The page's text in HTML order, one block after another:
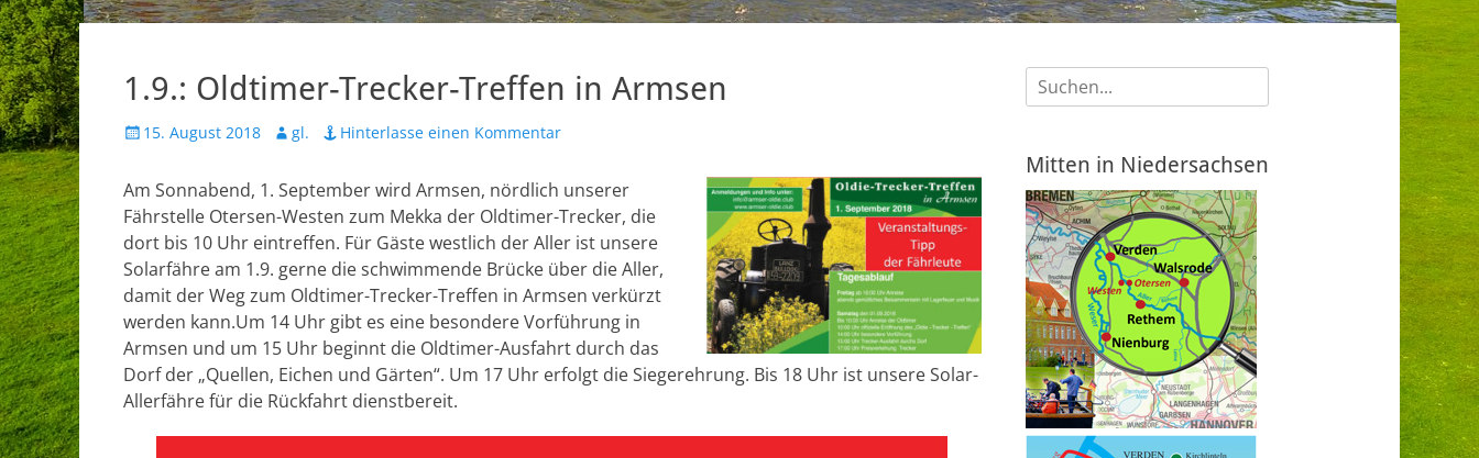
1.9.: Oldtimer-Trecker-Treffen in Armsen
P
s
t
e
d
o
n
15. August 2018
A
h
o
r
gl. Hinterlasse einen Kommentar
Am Sonnabend, 1. September wird Armsen, nördlich unserer
Fährstelle Otersen-Westen zum Mekka der Oldtimer-Trecker, die
dort bis 10 Uhr eintreffen. Für Gäste westlich der Aller ist unsere
Solarfähre am 1.9. gerne die schwimmende Brücke über die Aller,
damit der Weg zum Oldtimer-Trecker-Treffen in Armsen verkürzt
werden kann.Um 14 Uhr gibt es eine besondere Vorführung in
Armsen und um 15 Uhr beginnt die Oldtimer-Ausfahrt durch das
Dorf der „Quellen, Eichen und Gärten“. Um 17 Uhr erfolgt die Siegerehrung. Bis 18 Uhr ist unsere Solar-
Allerfähre für die Rückfahrt dienstbereit.
Suche
nach:
Mitten in Niedersachsen